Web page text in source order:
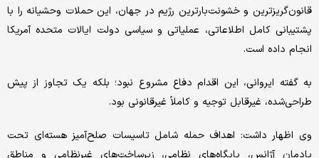
قانون‌گریزترین و خشونت‌بارترین رژیم در جهان، این حملات وحشیانه را با
پشتیبانی کامل اطلاعاتی، عملیاتی و سیاسی دولت ایالات متحده آمریکا
انجام داده است.
به گفته ایروانی، این اقدام دفاع مشروع نبود؛ بلکه یک تجاوز از پیش
طراحی‌شده، غیرقابل توجیه و کاملاً غیرقانونی بود.
وی اظهار داشت: اهداف حمله شامل تاسیسات صلح‌آمیز هسته‌ای تحت
پادمان آژانس، پایگاه‌های نظامی، زیرساخت‌های غیرنظامی و مناطق